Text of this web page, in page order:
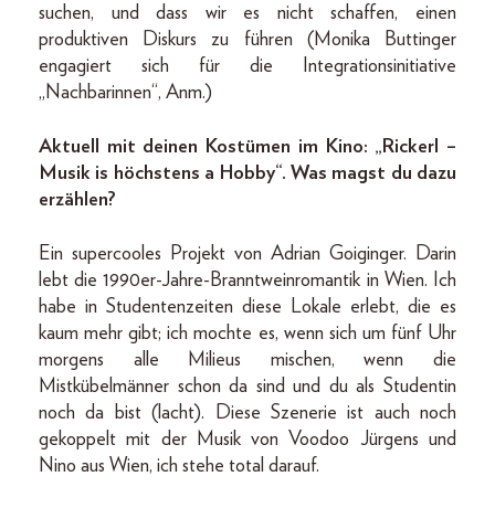
suchen, und dass wir es nicht schaffen, einen
produktiven Diskurs zu führen (Monika Buttinger
engagiert sich für die Integrationsinitiative
„Nachbarinnen“, Anm.)
Aktuell mit deinen Kostümen im Kino: „Rickerl –
Musik is höchstens a Hobby“. Was magst du dazu
erzählen?
Ein supercooles Projekt von Adrian Goiginger. Darin
lebt die 1990er-Jahre-Branntweinromantik in Wien. Ich
habe in Studentenzeiten diese Lokale erlebt, die es
kaum mehr gibt; ich mochte es, wenn sich um fünf Uhr
morgens alle Milieus mischen, wenn die
Mistkübelmänner schon da sind und du als Studentin
noch da bist (lacht). Diese Szenerie ist auch noch
gekoppelt mit der Musik von Voodoo Jürgens und
Nino aus Wien, ich stehe total darauf.